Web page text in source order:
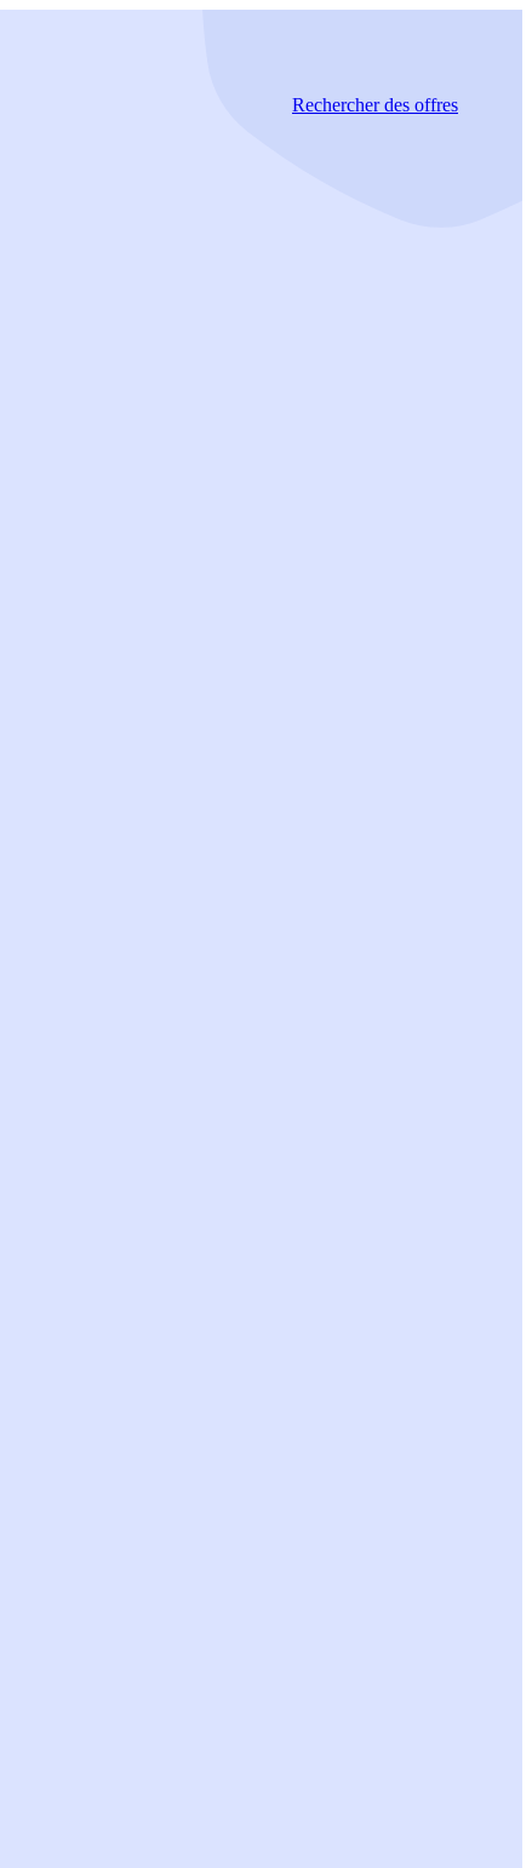
Rechercherdes offres